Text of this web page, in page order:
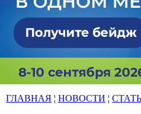
ГЛАВНАЯ ¦ НОВОСТИ ¦